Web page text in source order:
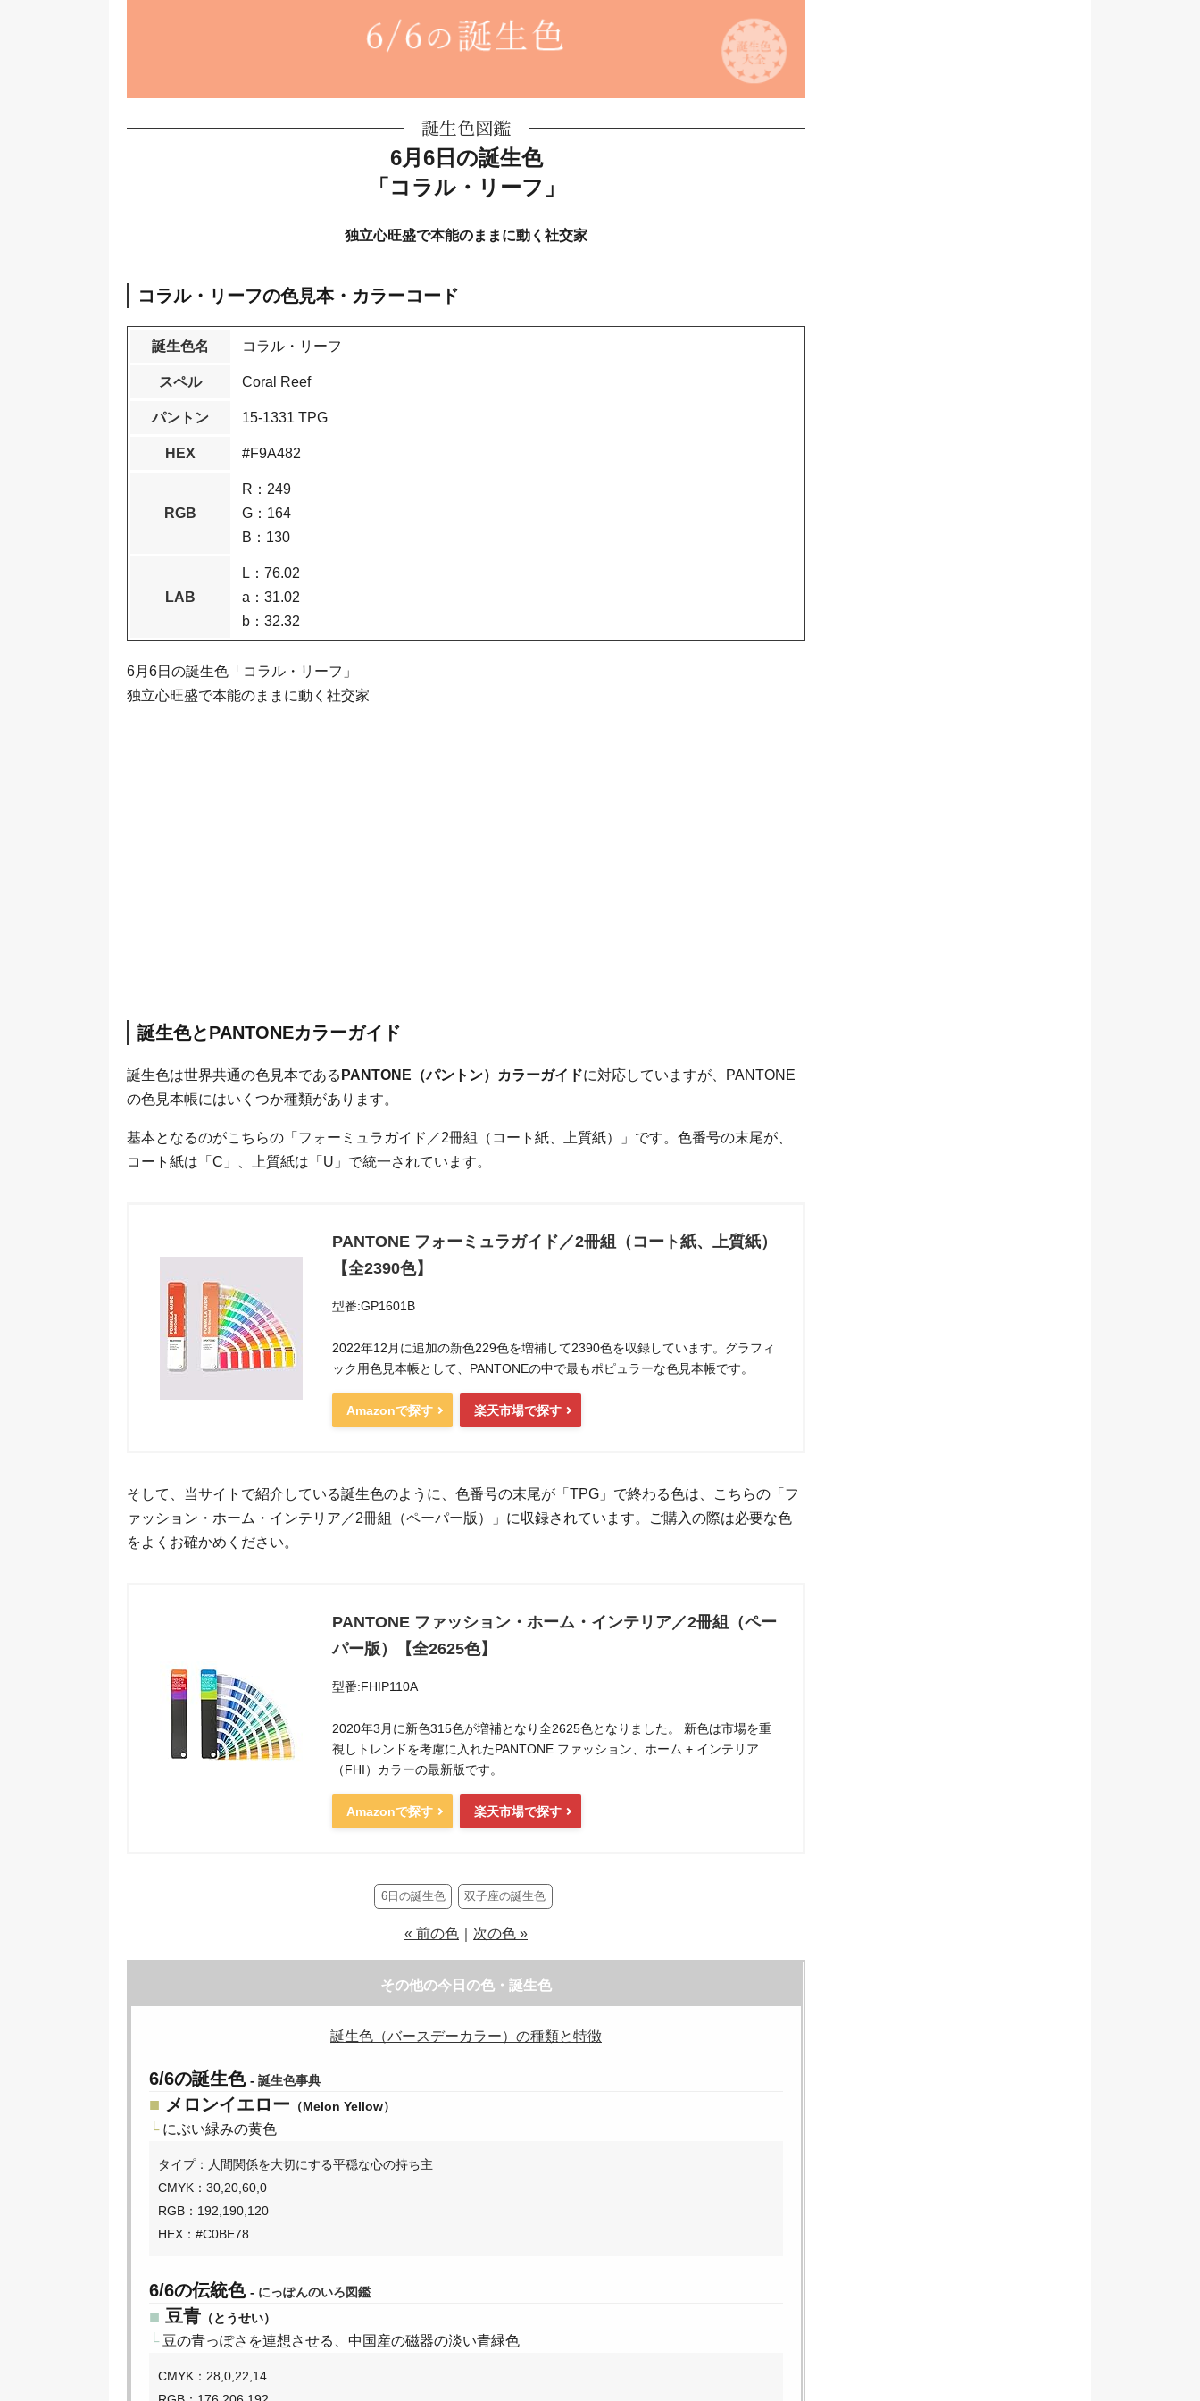
誕生色図鑑
6月6日の誕生色
「コラル・リーフ」
独立心旺盛で本能のままに動く社交家
コラル・リーフの色見本・カラーコード
誕生色名 コラル・リーフ
スペル Coral Reef
パントン 15-1331 TPG
HEX #F9A482
RGB
R：249
G：164
B：130
LAB
L：76.02
a：31.02
b：32.32
6月6日の誕生色「コラル・リーフ」
独立心旺盛で本能のままに動く社交家
誕生色とPANTONEカラーガイド
誕生色は世界共通の色見本である PANTONE（パントン）カラーガイドに対応していますが、PANTONE
の色見本帳にはいくつか種類があります。
基本となるのがこちらの「フォーミュラガイド／2冊組（コート紙、上質紙）」です。色番号の末尾が、
コート紙は「C」、上質紙は「U」で統一されています。
PANTONE フォーミュラガイド／2冊組（コート紙、上質紙）
【全2390色】
型番:GP1601B
2022年12月に追加の新色229色を増補して2390色を収録しています。グラフィ
ック用色見本帳として、PANTONEの中で最もポピュラーな色見本帳です。
Amazonで探す 楽天市場で探す
そして、当サイトで紹介している誕生色のように、色番号の末尾が「TPG」で終わる色は、こちらの「フ
ァッション・ホーム・インテリア／2冊組（ペーパー版）」に収録されています。ご購入の際は必要な色
をよくお確かめください。
PANTONE ファッション・ホーム・インテリア／2冊組（ペー
パー版）【全2625色】
型番:FHIP110A
2020年3月に新色315色が増補となり全2625色となりました。 新色は市場を重
視しトレンドを考慮に入れたPANTONE ファッション、ホーム + インテリア
（FHI）カラーの最新版です。
Amazonで探す 楽天市場で探す
6日の誕生色 双子座の誕生色
« 前の色 次の色 »
その他の今日の色・誕生色
誕生色（バースデーカラー）の種類と特徴
6/6の誕生色 - 誕生色事典
■ メロンイエロー （Melon Yellow）
└にぶい緑みの黄色
タイプ：人間関係を大切にする平穏な心の持ち主
CMYK：30,20,60,0
RGB：192,190,120
HEX：#C0BE78
6/6の伝統色 - にっぽんのいろ図鑑
■ 豆青 （とうせい）
└豆の青っぽさを連想させる、中国産の磁器の淡い青緑色
CMYK：28,0,22,14